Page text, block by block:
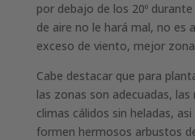
por debajo de los 20º
de aire no le hará mal, no es
exceso de viento, mejor
Cabe destacar que para
las zonas son adecuadas,
climas cálidos sin heladas,
formen hermosos arbustos